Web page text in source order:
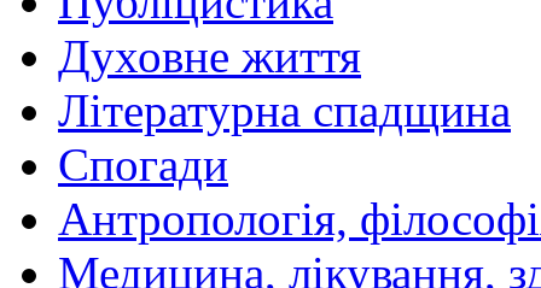
Духовне життя
Літературна спадщина
Спогади
Антропологія,
Медицина, лікування,